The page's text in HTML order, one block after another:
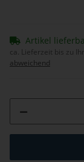
Artikel
ca. Lieferzeit bis zu
abweichend